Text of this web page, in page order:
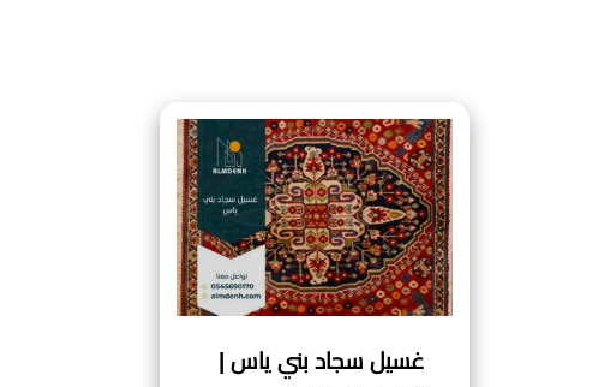
غسيل سجاد بني ياس |